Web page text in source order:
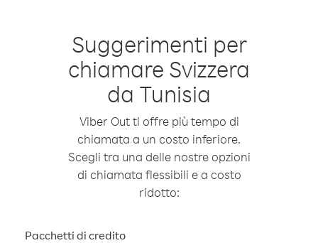
Suggerimenti per
chiamare Svizzera
da Tunisia
Viber Out ti offre più tempo di
chiamata a un costo inferiore.
Scegli tra una delle nostre opzioni
di chiamata flessibili e a costo
ridotto:
Pacchetti di credito